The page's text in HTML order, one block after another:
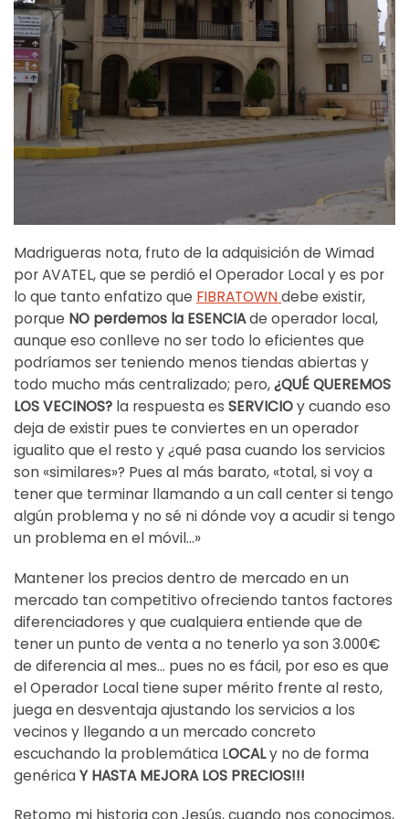
Madrigueras nota, fruto de la adquisición de Wimad
por AVATEL, que se perdió el Operador Local y es por
lo que tanto enfatizo que FIBRATOWNdebe existir,
porque NO perdemos la ESENCIAde operador local,
aunque eso conlleve no ser todo lo eficientes que
podríamos ser teniendo menos tiendas abiertas y
todo mucho más centralizado; pero,¿QUÉ QUEREMOS
LOS VECINOS? la respuesta es SERVICIOy cuando eso
deja de existir pues te conviertes en un operador
igualito que el resto y ¿qué pasa cuando los servicios
son «similares»? Pues al más barato, «total, si voy a
tener que terminar llamando a un call center si tengo
algún problema y no sé ni dónde voy a acudir si tengo
un problema en el móvil…»
Mantener los precios dentro de mercado en un
mercado tan competitivo ofreciendo tantos factores
diferenciadores y que cualquiera entiende que de
tener un punto de venta a no tenerlo ya son 3.000€
de diferencia al mes… pues no es fácil, por eso es que
el Operador Local tiene super mérito frente al resto,
juega en desventaja ajustando los servicios a los
vecinos y llegando a un mercado concreto
escuchando la problemática LOCALy no de forma
genéricaY HASTA MEJORA LOS PRECIOS!!!
Retomo mi historia con Jesús, cuando nos conocimos,